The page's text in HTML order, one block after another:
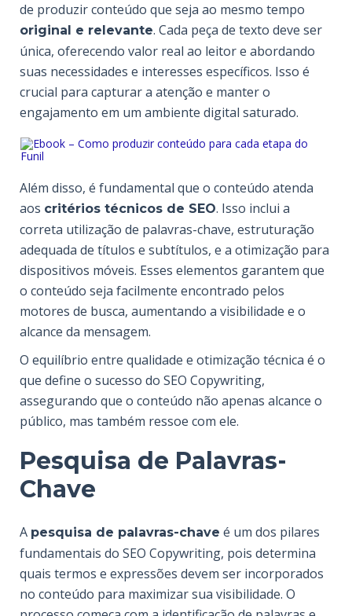
de produzir conteúdo que seja ao mesmo tempo
original e relevante. Cada peça de texto deve ser
única, oferecendo valor real ao leitor e abordando
suas necessidades e interesses específicos. Isso é
crucial para capturar a atenção e manter o
engajamento em um ambiente digital saturado.
Além disso, é fundamental que o conteúdo atenda
aos critérios técnicos de SEO. Isso inclui a
correta utilização de palavras-chave, estruturação
adequada de títulos e subtítulos, e a otimização para
dispositivos móveis. Esses elementos garantem que
o conteúdo seja facilmente encontrado pelos
motores de busca, aumentando a visibilidade e o
alcance da mensagem.
O equilíbrio entre qualidade e otimização técnica é o
que define o sucesso do SEO Copywriting,
assegurando que o conteúdo não apenas alcance o
público, mas também ressoe com ele.
Pesquisa de Palavras-
Chave
A pesquisa de palavras-chave é um dos pilares
fundamentais do SEO Copywriting, pois determina
quais termos e expressões devem ser incorporados
no conteúdo para maximizar sua visibilidade. O